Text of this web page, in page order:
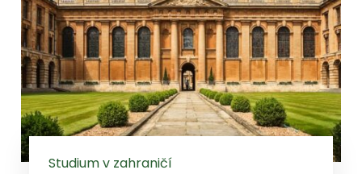
Studium v zahraničí